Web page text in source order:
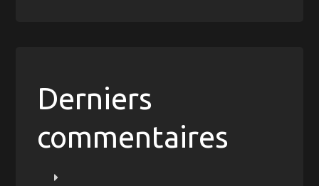
Derniers
commentaires